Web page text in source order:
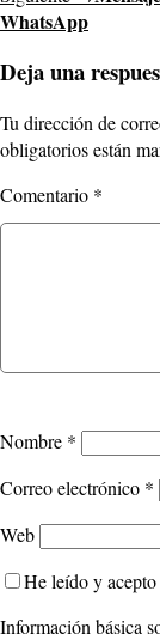
WhatsApp
Deja una
Tu dirección de
obligatorios están
Comentario *
Nombre *
Correo electrónico *
Web
He leído y acepto
Información básica